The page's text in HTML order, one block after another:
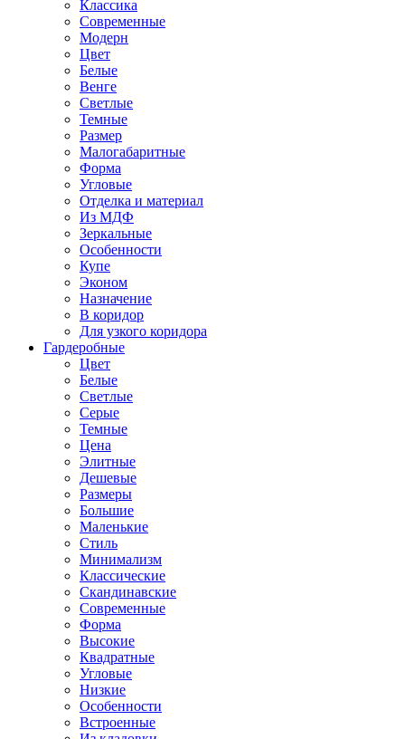
Классика
Современные
Модерн
Цвет
Белые
Венге
Светлые
Темные
Размер
Малогабаритные
Форма
Угловые
Отделка и материал
Из МДФ
Зеркальные
Особенности
Купе
Эконом
Назначение
В коридор
Для узкого коридора
Гардеробные
Цвет
Белые
Светлые
Серые
Темные
Цена
Элитные
Дешевые
Размеры
Большие
Маленькие
Стиль
Минимализм
Классические
Скандинавские
Современные
Форма
Высокие
Квадратные
Угловые
Низкие
Особенности
Встроенные